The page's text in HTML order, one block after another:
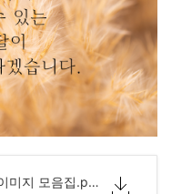
6 10월 인사말 문구 이미지 모음집.png